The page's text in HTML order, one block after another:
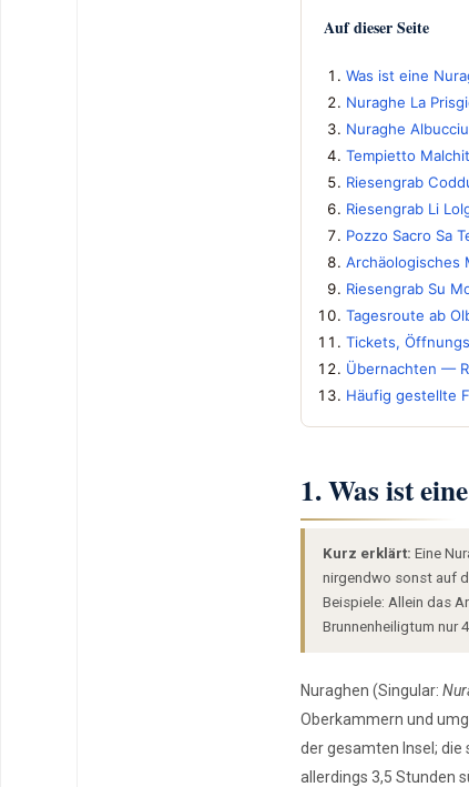
Auf dieser Seite
Was ist eine
Nuraghe La
Nuraghe
Tempietto
Riesengrab
Riesengrab Li
Pozzo Sacro Sa
Archäologisches
Riesengrab Su
Tagesroute ab
Tickets,
Übernachten —
Häufig gestellte
1. Was ist
Kurz erklärt: Eine
nirgendwo sonst auf
Beispiele: Allein das
Brunnenheiligtum nur
Nuraghen (Singular:
Oberkammern und
der gesamten Insel;
allerdings 3,5 Stunden